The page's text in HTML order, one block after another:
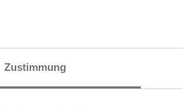
Zustimmung
für die empfindlichen Dichtungsringe.
Reiniger einen wasserfesten
die Gabel einzudringen. So bleibt die
langfristig erhalten. Ideal für alle,